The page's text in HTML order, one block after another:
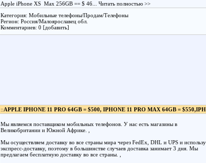
Apple iPhone XS Max 256GB == $ 46... Читать полностью >>
Категория: Мобильные телефоны/Продам/Телефоны
Регион: Россия/Малоярославец обл.
Комментариев: 0 [добавить]
::APPLE IPHONE 11 PRO 64GB = $500, IPHONE 11 PRO MAX 64GB =
Мы являемся поставщиком мобильных телефонов. У нас есть магазины в
Великобритании и Южной Африке. ,
Мы осуществляем доставку во все страны мира через FedEx, DHL и UPS и
экспресс-доставку, поэтому в большинстве случаев доставка занимает 3 дня. Мы
предлагаем бесплатную доставку во все страны. ,